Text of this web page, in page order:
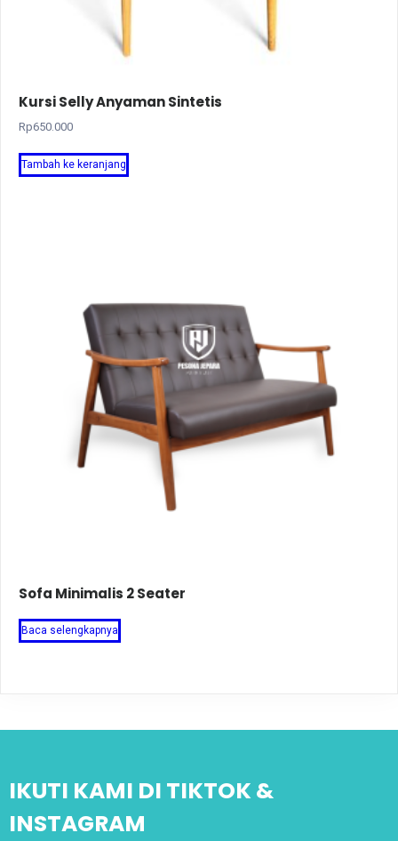
Kursi Selly Anyaman Sintetis
Rp650.000
Tambah ke keranjang
Sofa Minimalis 2 Seater
Baca selengkapnya
IKUTI KAMI DI TIKTOK &
INSTAGRAM